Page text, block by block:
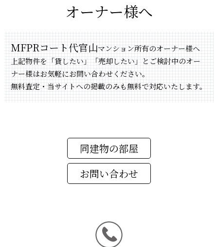
オーナー様へ
MFPRコート代官山マンション所有のオーナー様へ
上記物件を「貸したい」「売却したい」とご検討中のオー
ナー様はお気軽にお問い合わせください。
無料査定・当サイトへの掲載のみも無料で対応いたします。
同建物の部屋